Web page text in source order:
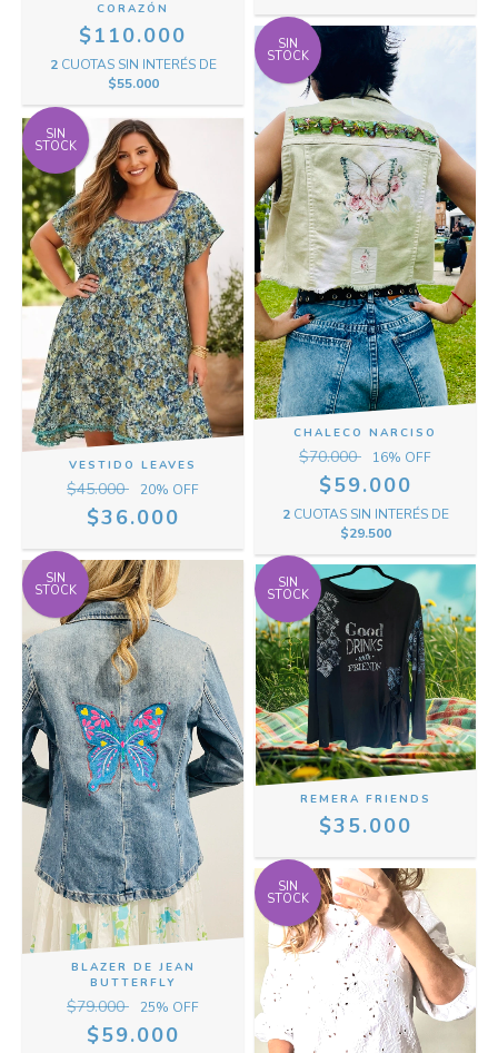
CORAZÓN
$110.000
2 CUOTAS SIN INTERÉS DE
$55.000
SIN
STOCK
CHALECO NARCISO
$70.000 16% OFF
$59.000
2 CUOTAS SIN INTERÉS DE
$29.500
SIN
STOCK
VESTIDO LEAVES
$45.000 20% OFF
$36.000
SIN
STOCK
REMERA FRIENDS
$35.000
SIN
STOCK
BLAZER DE JEAN
BUTTERFLY
$79.000 25% OFF
$59.000
SIN
STOCK